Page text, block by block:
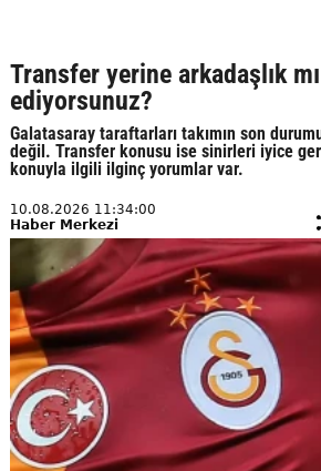
Transfer yerine arkadaşlık
ediyorsunuz?
Galatasaray taraftarları takımın son
değil. Transfer konusu ise sinirleri iyice
konuyla ilgili ilginç yorumlar var.
10.08.2026 11:34:00
Haber Merkezi